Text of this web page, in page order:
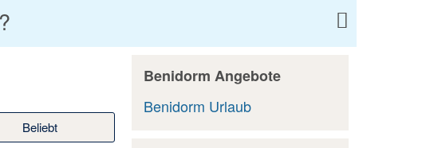
Beliebt
Benidorm Angebote
Benidorm Urlaub